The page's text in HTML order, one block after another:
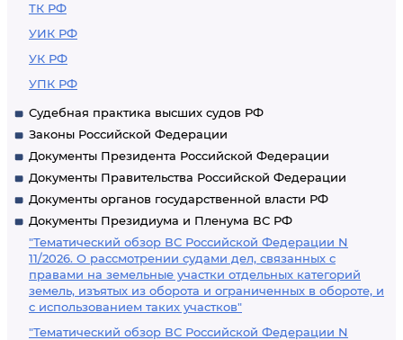
ТК РФ
УИК РФ
УК РФ
УПК РФ
Судебная практика высших судов РФ
Законы Российской Федерации
Документы Президента Российской Федерации
Документы Правительства Российской Федерации
Документы органов государственной власти РФ
Документы Президиума и Пленума ВС РФ
"Тематический обзор ВС Российской Федерации N
11/2026. О рассмотрении судами дел, связанных с
правами на земельные участки отдельных категорий
земель, изъятых из оборота и ограниченных в обороте, и
с использованием таких участков"
"Тематический обзор ВС Российской Федерации N